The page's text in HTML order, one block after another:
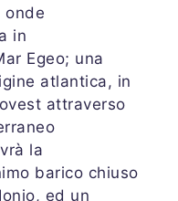
onde
in
Egeo; una
atlantica, in
attraverso
la
barico chiuso
ed un